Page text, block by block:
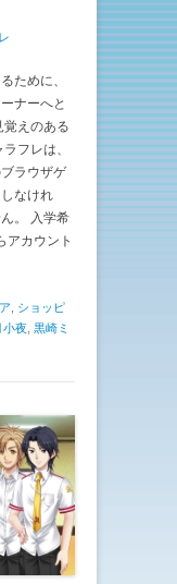
ために、
ナーへと
覚えのある
フレは、
ラウザゲ
なけれ
。 入学希
アカウント
ショッピ
小夜 黒崎ミ